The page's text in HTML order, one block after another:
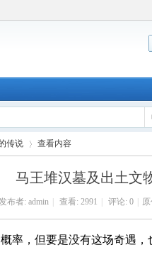
传说
›
查看内容
马王堆汉墓及出土文
布者: admin 查看: 2991 评论: 0
率，但要是没有这场奇遇